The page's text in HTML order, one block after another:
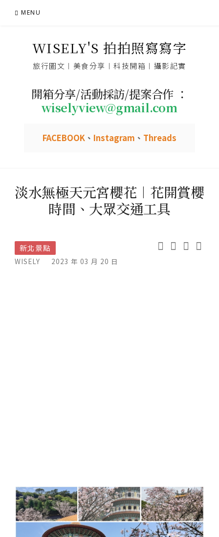
MENU
WISELY'S 拍拍照寫寫字
旅行圖文︱美食分享︱科技開箱︱攝影記實
開箱分享/活動採訪/提案合作 ：
wiselyview@gmail.com
FACEBOOK 、 Instagram 、 Threads
淡水無極天元宮櫻花︱花開賞櫻
時間、大眾交通工具
新北景點
WISELY 2023 年 03 月 20 日